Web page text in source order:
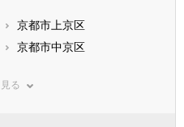
大阪府
和歌山県
京都市上京区
京都市中京区
京都市右京区
る